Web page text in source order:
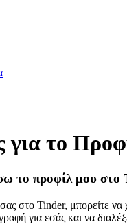
το
το προφίλ μου στο
στο Tinder, μπορείτε
για εσάς και να